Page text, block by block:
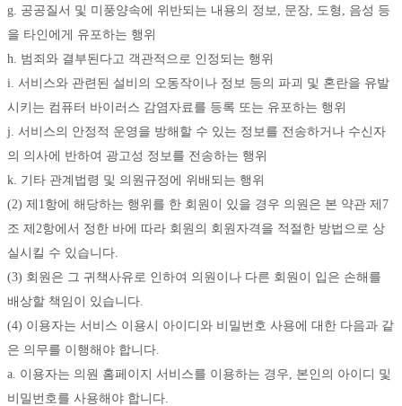
g. 공공질서 및 미풍양속에 위반되는 내용의 정보, 문장, 도형, 음성 등
을 타인에게 유포하는 행위
h. 범죄와 결부된다고 객관적으로 인정되는 행위
i. 서비스와 관련된 설비의 오동작이나 정보 등의 파괴 및 혼란을 유발
시키는 컴퓨터 바이러스 감염자료를 등록 또는 유포하는 행위
j. 서비스의 안정적 운영을 방해할 수 있는 정보를 전송하거나 수신자
의 의사에 반하여 광고성 정보를 전송하는 행위
k. 기타 관계법령 및 의원규정에 위배되는 행위
(2) 제1항에 해당하는 행위를 한 회원이 있을 경우 의원은 본 약관 제7
조 제2항에서 정한 바에 따라 회원의 회원자격을 적절한 방법으로 상
실시킬 수 있습니다.
(3) 회원은 그 귀책사유로 인하여 의원이나 다른 회원이 입은 손해를
배상할 책임이 있습니다.
(4) 이용자는 서비스 이용시 아이디와 비밀번호 사용에 대한 다음과 같
은 의무를 이행해야 합니다.
a. 이용자는 의원 홈페이지 서비스를 이용하는 경우, 본인의 아이디 및
비밀번호를 사용해야 합니다.